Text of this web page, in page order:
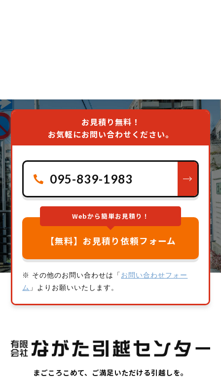
お見積り無料！
お気軽にお問い合わせください。
095-839-1983
Webから簡単お見積り！
【無料】お見積り依頼フォーム
※ その他のお問い合わせは「 お問い合わせフォー
ム 」よりお願いいたします。
まごころこめて、ご満足いただける引越しを。